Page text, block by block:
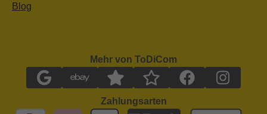
Blog
Mehr von ToDiCom
Zahlungsarten